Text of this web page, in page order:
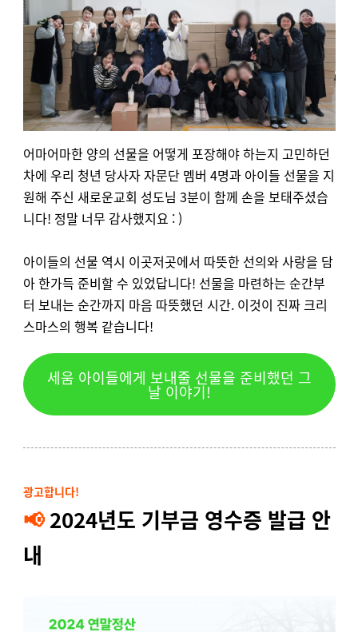
어마어마한 양의 선물을 어떻게 포장해야 하는지 고민하던
차에 우리 청년 당사자 자문단 멤버 4명과 아이들 선물을 지
원해 주신 새로운교회 성도님 3분이 함께 손을 보태주셨습
니다! 정말 너무 감사했지요 : )
아이들의 선물 역시 이곳저곳에서 따뜻한 선의와 사랑을 담
아 한가득 준비할 수 있었답니다! 선물을 마련하는 순간부
터 보내는 순간까지 마음 따뜻했던 시간. 이것이 진짜 크리
스마스의 행복 같습니다!
세움 아이들에게 보내줄 선물을 준비했던 그
날 이야기!
광고합니다!
📢2024년도 기부금 영수증 발급 안
내